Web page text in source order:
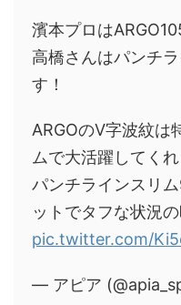
濱本プロは
高橋さんはパンチ
す！
ARGOのV字波紋は
ムで大活躍してく
パンチラインスリ
ットでタフな状況
pic.twitter.com/
— アピア